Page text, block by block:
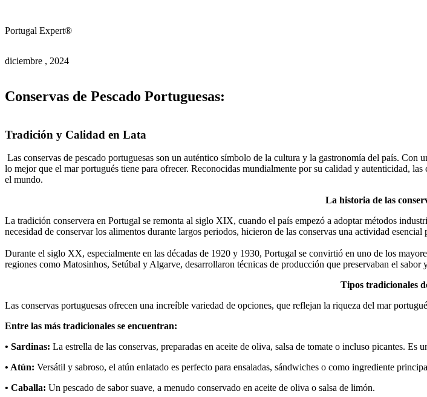
Portugal Expert®
diciembre , 2024
Conservas de Pescado Portuguesas:
Tradición y Calidad en Lata
Las conservas de pescado portuguesas son un auténtico símbolo de la cultura y la gastronomía del país.
lo mejor que el mar portugués tiene para ofrecer. Reconocidas mundialmente por su calidad y autenticidad,
el mundo.
La historia de las
La tradición conservera en Portugal se remonta al siglo XIX, cuando el país empezó a adoptar métodos
necesidad de conservar los alimentos durante largos periodos, hicieron de las conservas una actividad
Durante el siglo XX, especialmente en las décadas de 1920 y 1930, Portugal se convirtió en uno de los
regiones como Matosinhos, Setúbal y Algarve, desarrollaron técnicas de producción que preservaban el sabor
Tipos tradicionales
Las conservas portuguesas ofrecen una increíble variedad de opciones, que reflejan la riqueza del mar
Entre las más tradicionales se encuentran:
• Sardinas: La estrella de las conservas, preparadas en aceite de oliva, salsa de tomate o incluso picantes. Es
• Atún: Versátil y sabroso, el atún enlatado es perfecto para ensaladas, sándwiches o como ingrediente
• Caballa: Un pescado de sabor suave, a menudo conservado en aceite de oliva o salsa de limón.